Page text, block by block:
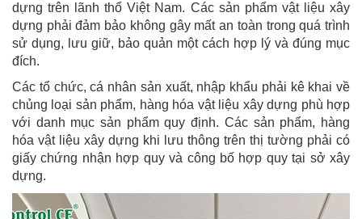
dựng trên lãnh thổ Việt Nam. Các sản phẩm vật liệu xây
dựng phải đảm bảo không gây mất an toàn trong quá trình
sử dụng, lưu giữ, bảo quản một cách hợp lý và đúng mục
đích.
Các tổ chức, cá nhân sản xuất, nhập khẩu phải kê khai về
chủng loại sản phẩm, hàng hóa vật liệu xây dựng phù hợp
với danh mục sản phẩm quy định. Các sản phẩm, hàng
hóa vật liệu xây dựng khi lưu thông trên thị tường phải có
giấy chứng nhận hợp quy và công bố hợp quy tại sở xây
dựng.